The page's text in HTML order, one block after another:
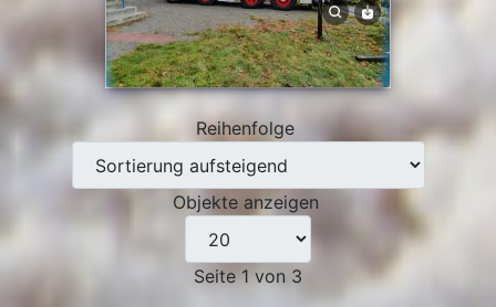
Reihenfolge
Objekte anzeigen
Seite 1 von 3